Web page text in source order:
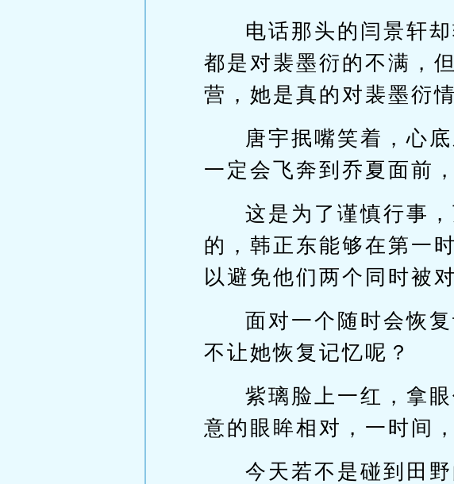
电话那头的闫景轩
都是对裴墨衍的不满，
营，她是真的对裴墨衍
唐宇抿嘴笑着，心
一定会飞奔到乔夏面前
这是为了谨慎行事
的，韩正东能够在第一
以避免他们两个同时被
面对一个随时会恢
不让她恢复记忆呢？
紫璃脸上一红，拿
意的眼眸相对，一时间
今天若不是碰到田